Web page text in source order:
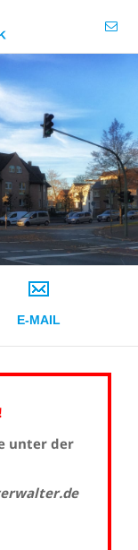
E-MAIL
unter der